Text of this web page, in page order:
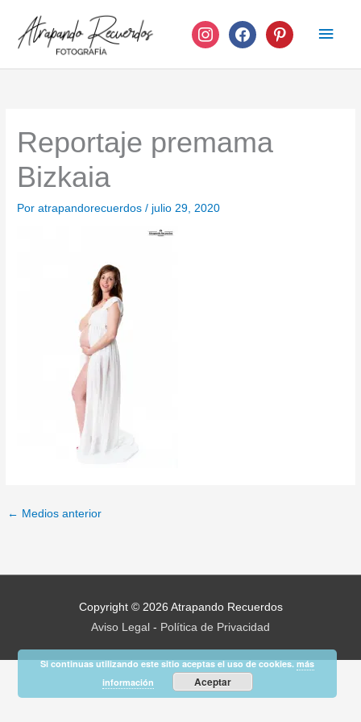
contenido
instagramfacebook pinterest
Reportaje premama
Bizkaia
Poratrapandorecuerdos/ julio 29, 2020
← Medios anterior
Copyright © 2026 Atrapando Recuerdos
Aviso Legal - Política de Privacidad
Si continuas utilizando este sitio aceptas el uso de cookies.más
información
Aceptar